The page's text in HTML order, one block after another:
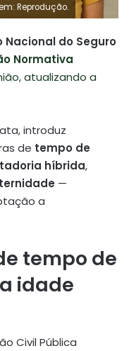
Reprodução.
Nacional do Seguro
Normativa
atualizando a
introduz
de tempo de
híbrida,
—
a
tempo de
idade
Civil Pública